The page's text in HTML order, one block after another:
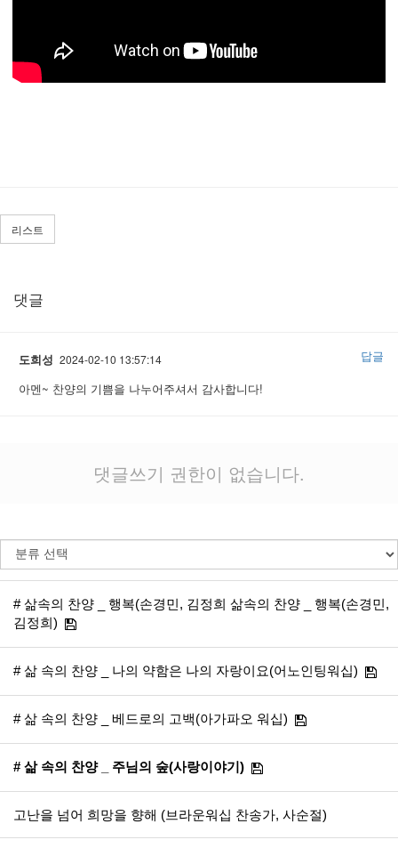
리스트
댓글
도희성 2024-02-10 13:57:14
아멘~ 찬양의 기쁨을 나누어주셔서 감사합니다!
답글
댓글쓰기 권한이 없습니다.
# 삶속의 찬양 _ 행복(손경민, 김정희 삶속의 찬양 _ 행복(손경민,
김정희)
# 삶 속의 찬양 _ 나의 약함은 나의 자랑이요(어노인팅워십)
# 삶 속의 찬양 _ 베드로의 고백(아가파오 워십)
# 삶 속의 찬양 _ 주님의 숲(사랑이야기)
고난을 넘어 희망을 향해 (브라운워십 찬송가, 사순절)